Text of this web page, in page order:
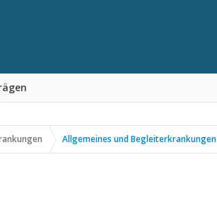
Allgemeines und Begleiterkrankungen